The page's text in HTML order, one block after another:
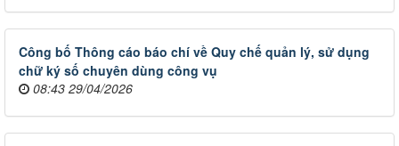
Công bố Thông cáo báo chí về Quy chế quản lý, sử dụng
chữ ký số chuyên dùng công vụ
08:43 29/04/2026